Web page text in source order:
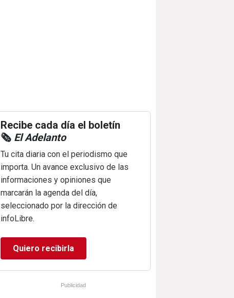
Recibe cada día el boletín
🗞️ El Adelanto
Tu cita diaria con el periodismo que
importa. Un avance exclusivo de las
informaciones y opiniones que
marcarán la agenda del día,
seleccionado por la dirección de
infoLibre.
Quiero recibirla
Publicidad